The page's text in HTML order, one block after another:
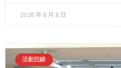
2026 年 8 月 8 日
活動回顧